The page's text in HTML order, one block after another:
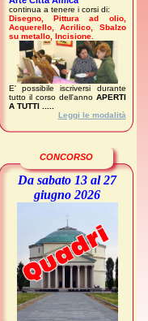
continua a tenere i corsi di:
Disegno, Pittura ad olio,
Acquerello, Acrilico, Sbalzo
su metallo, Incisione.
E' possibile iscriversi durante
tutto il corso dell'anno APERTI
A TUTTI .....
Leggi le modalità
CONCORSO
Da sabato 13 al 27
giugno 2026